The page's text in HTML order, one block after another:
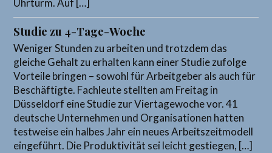
Uhrturm. Auf […]
Studie zu 4-Tage-Woche
Weniger Stunden zu arbeiten und trotzdem das
gleiche Gehalt zu erhalten kann einer Studie zufolge
Vorteile bringen – sowohl für Arbeitgeber als auch für
Beschäftigte. Fachleute stellten am Freitag in
Düsseldorf eine Studie zur Viertagewoche vor. 41
deutsche Unternehmen und Organisationen hatten
testweise ein halbes Jahr ein neues Arbeitszeitmodell
eingeführt. Die Produktivität sei leicht gestiegen, […]